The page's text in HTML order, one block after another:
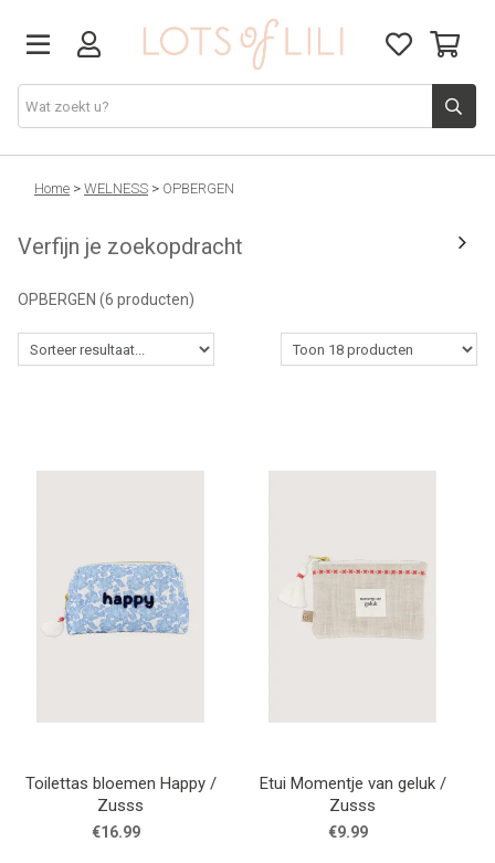
VADERDAG
SOLDEN
GIFT STUDIO
AGENDA'S 2026
STATIONERY
FOOD
Home > WELNESS > OPBERGEN
Verfijn je zoekopdracht
OPBERGEN (6 producten)
Toilettas bloemen Happy /
Zusss
€16.99
Etui Momentje van geluk /
Zusss
€9.99